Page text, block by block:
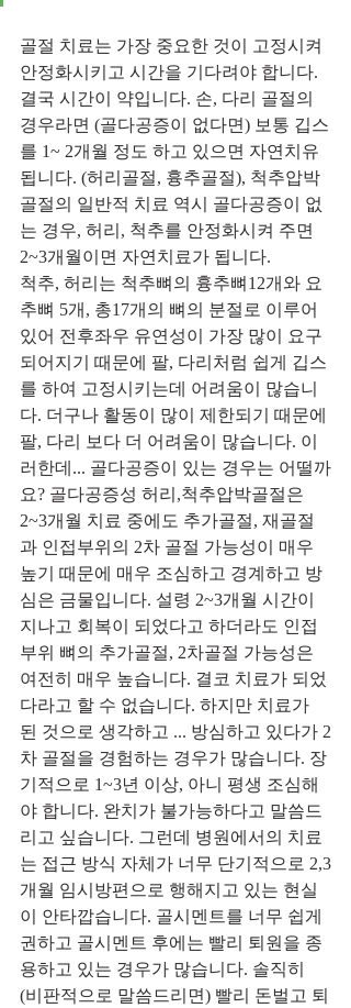
골절 치료는 가장 중요한 것이 고정시켜
안정화시키고 시간을 기다려야 합니다.
결국 시간이 약입니다. 손, 다리 골절의
경우라면 (골다공증이 없다면) 보통 깁스
를 1~ 2개월 정도 하고 있으면 자연치유
됩니다. (허리골절, 흉추골절), 척추압박
골절의 일반적 치료 역시 골다공증이 없
는 경우, 허리, 척추를 안정화시켜 주면
2~3개월이면 자연치료가 됩니다.
척추, 허리는 척추뼈의 흉추뼈12개와 요
추뼈 5개, 총17개의 뼈의 분절로 이루어
있어 전후좌우 유연성이 가장 많이 요구
되어지기 때문에 팔, 다리처럼 쉽게 깁스
를 하여 고정시키는데 어려움이 많습니
다. 더구나 활동이 많이 제한되기 때문에
팔, 다리 보다 더 어려움이 많습니다. 이
러한데... 골다공증이 있는 경우는 어떨까
요? 골다공증성 허리,척추압박골절은
2~3개월 치료 중에도 추가골절, 재골절
과 인접부위의 2차 골절 가능성이 매우
높기 때문에 매우 조심하고 경계하고 방
심은 금물입니다. 설령 2~3개월 시간이
지나고 회복이 되었다고 하더라도 인접
부위 뼈의 추가골절, 2차골절 가능성은
여전히 매우 높습니다. 결코 치료가 되었
다라고 할 수 없습니다. 하지만 치료가
된 것으로 생각하고 ... 방심하고 있다가 2
차 골절을 경험하는 경우가 많습니다. 장
기적으로 1~3년 이상, 아니 평생 조심해
야 합니다. 완치가 불가능하다고 말씀드
리고 싶습니다. 그런데 병원에서의 치료
는 접근 방식 자체가 너무 단기적으로 2,3
개월 임시방편으로 행해지고 있는 현실
이 안타깝습니다. 골시멘트를 너무 쉽게
권하고 골시멘트 후에는 빨리 퇴원을 종
용하고 있는 경우가 많습니다. 솔직히
(비판적으로 말씀드리면) 빨리 돈벌고 퇴